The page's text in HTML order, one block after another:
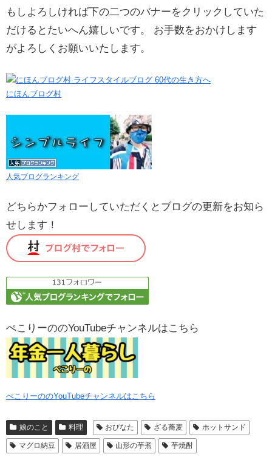
もしよろしければ下の二つのバナーをクリックしていた
だけるとたいへん嬉しいです。 お手数をおかけします
がよろしくお願いいたします。
にほんブログ村
人気ブログランキング
どちらかフォローしていただくとブログの更新をお知ら
せします！
ぺこりーののYouTubeチャンネルはこちら
ぺこりーののYouTubeチャンネルはこちら
娘のこと 料理 おびなた ざる蕎麦 ホットサンド
マグロ納豆 居酒屋 山形の芋煮 芋焼酎